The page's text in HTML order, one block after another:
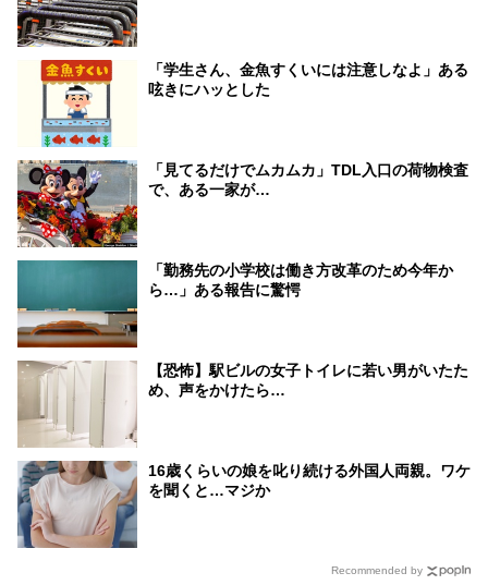
「学生さん、金魚すくいには注意しなよ」ある
呟きにハッとした
「見てるだけでムカムカ」TDL入口の荷物検査
で、ある一家が…
「勤務先の小学校は働き方改革のため今年か
ら…」ある報告に驚愕
【恐怖】駅ビルの女子トイレに若い男がいたた
め、声をかけたら…
16歳くらいの娘を叱り続ける外国人両親。ワケ
を聞くと…マジか
Recommended by